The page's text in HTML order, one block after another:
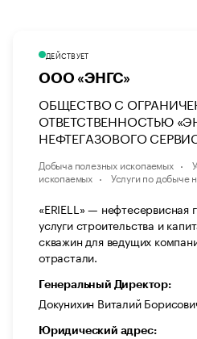
ДЕЙСТВУЕТ
ООО «ЭНГС»
ОБЩЕСТВО С
ОТВЕТСТВЕННОСТЬЮ
НЕФТЕГАЗОВОГО
Добыча полезных ископаемых
ископаемых
Услуги по добыче
«ERIELL» — нефтесервисная
услуги строительства и
скважин для ведущих
отрастали.
Генеральный Директор:
Докунихин Виталий
Юридический адрес: